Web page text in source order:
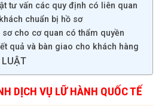
tư vấn các quy định có liên quan
chuẩn bị hồ sơ
sơ cho cơ quan có thẩm quyền
quả và bàn giao cho khách hàng
LUẬT
DỊCH VỤ LỮ HÀNH QUỐC TẾ